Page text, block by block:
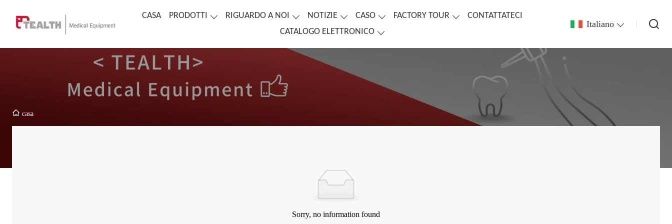
CASA PRODOTTI RIGUARDO A NOI NOTIZIE CASO FACTORY TOUR
CONTATTATECI
CATALOGO ELETTRONICO
Italiano
casa
Sorry, no information found